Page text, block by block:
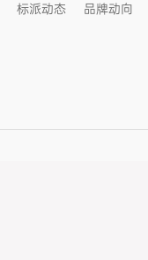
标派动态 品牌动向